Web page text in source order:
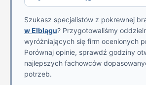
Szukasz specjalistów z pokrewnej
w Elblągu? Przygotowaliśmy
wyróżniających się firm ocenionych
Porównaj opinie, sprawdź godziny
najlepszych fachowców
potrzeb.